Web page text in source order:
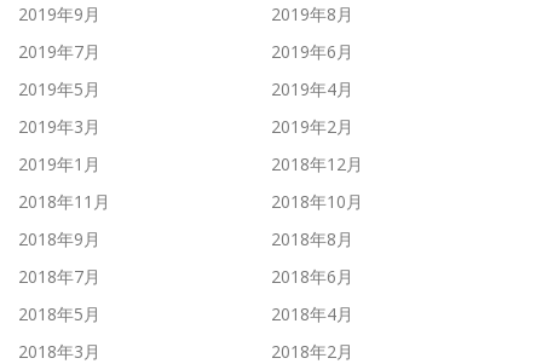
2019年9月
2019年8月
2019年7月
2019年6月
2019年5月
2019年4月
2019年3月
2019年2月
2019年1月
2018年12月
2018年11月
2018年10月
2018年9月
2018年8月
2018年7月
2018年6月
2018年5月
2018年4月
2018年3月
2018年2月